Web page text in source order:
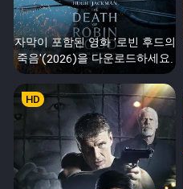
자막이 포함된 영화 '로빈 후드의
죽음'(2026)을 다운로드하세요.
HD